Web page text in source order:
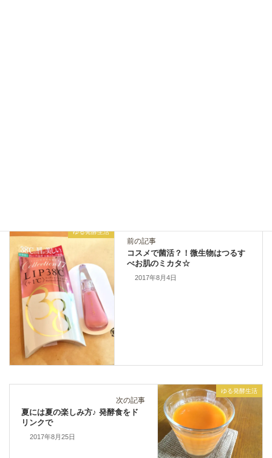
ゆる発酵生活
前の記事
コスメで菌活？！微生物はつるす
べお肌のミカタ☆
2017年8月4日
ゆる発酵生活
次の記事
夏には夏の楽しみ方♪ 発酵食をド
リンクで
2017年8月25日